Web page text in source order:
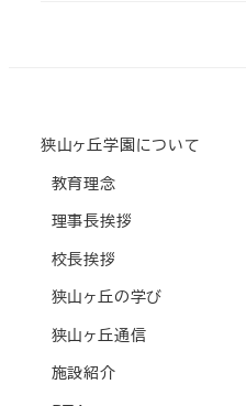
狭山ヶ丘学園について
教育理念
理事長挨拶
校長挨拶
狭山ヶ丘の学び
狭山ヶ丘通信
施設紹介